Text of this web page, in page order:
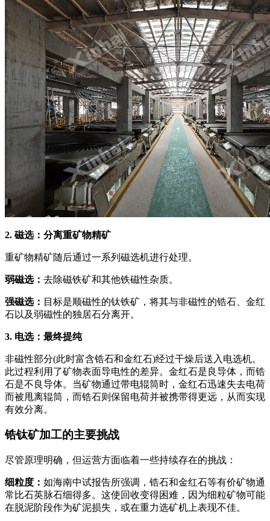
2. 磁选：分离重矿物精矿
重矿物精矿随后通过一系列磁选机进行处理。
弱磁选： 去除磁铁矿和其他铁磁性杂质。
强磁选： 目标是顺磁性的钛铁矿，将其与非磁性的锆石、金红
石以及弱磁性的独居石分离开。
3. 电选：最终提纯
非磁性部分(此时富含锆石和金红石)经过干燥后送入电选机。
此过程利用了矿物表面导电性的差异。金红石是良导体，而锆
石是不良导体。当矿物通过带电辊筒时，金红石迅速失去电荷
而被甩离辊筒，而锆石则保留电荷并被携带得更远，从而实现
有效分离。
锆钛矿加工的主要挑战
尽管原理明确，但运营方面临着一些持续存在的挑战：
细粒度： 如海南中试报告所强调，锆石和金红石等有价矿物通
常比石英脉石细得多。这使回收变得困难，因为细粒矿物可能
在脱泥阶段作为矿泥损失，或在重力选矿机上表现不佳。